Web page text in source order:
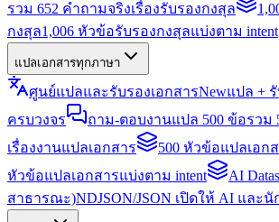
รวม 652 คำถามจริงเรื่องรับรองกงสุล
กงสุล1,006 หัวข้อรับรองกงสุลแบ่งตาม intent
แปลเอกสารทุกภาษา
ศูนย์แปลและรับรองเอกสารNewแปล +
ครบวงจร
ถาม-ตอบงานแปล 500 ข้อรวม
เรื่องงานแปลเอกสาร
500 หัวข้อแปลเอก
หัวข้อแปลเอกสารแบ่งตาม intent
AI
สาธารณะ)NDJSON/JSON เปิดให้ AI และ